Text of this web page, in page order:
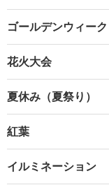
ゴールデンウィーク
花火大会
夏休み（夏祭り）
紅葉
イルミネーション